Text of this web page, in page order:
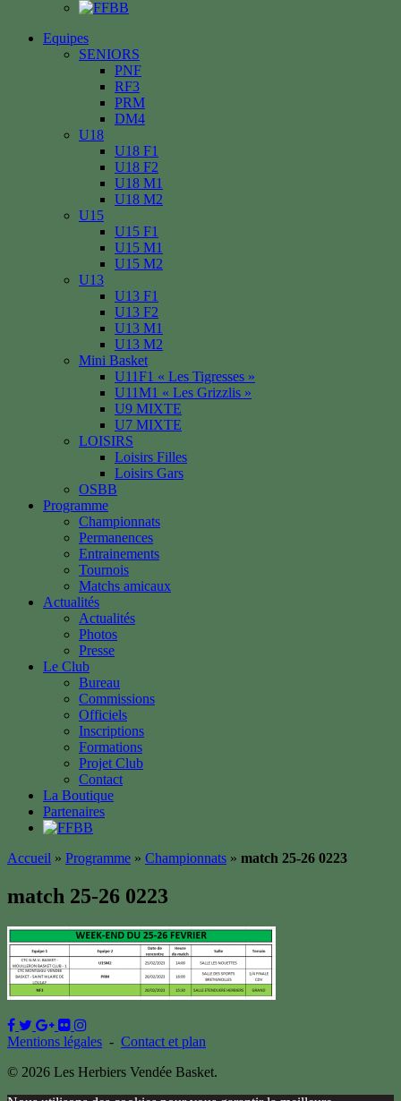
Equipes
SENIORS
PNF
RF3
PRM
DM4
U18
U18 F1
U18 F2
U18 M1
U18 M2
U15
U15 F1
U15 M1
U15 M2
U13
U13 F1
U13 F2
U13 M1
U13 M2
Mini Basket
U11F1 « Les Tigresses »
U11M1 « Les Grizzlis »
U9 MIXTE
U7 MIXTE
LOISIRS
Loisirs Filles
Loisirs Gars
OSBB
Programme
Championnats
Permanences
Entrainements
Tournois
Matchs amicaux
Actualités
Actualités
Photos
Presse
Le Club
Bureau
Commissions
Officiels
Inscriptions
Formations
Projet Club
Contact
La Boutique
Partenaires
Accueil » Programme » Championnats » match 25-26 0223
match 25-26 0223
Mentions légales - Contact et plan
© 2026 Les Herbiers Vendée Basket.